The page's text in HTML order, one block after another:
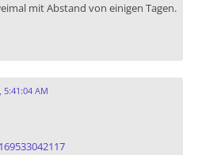
mit Abstand von einigen Tagen.
5:41:04 AM